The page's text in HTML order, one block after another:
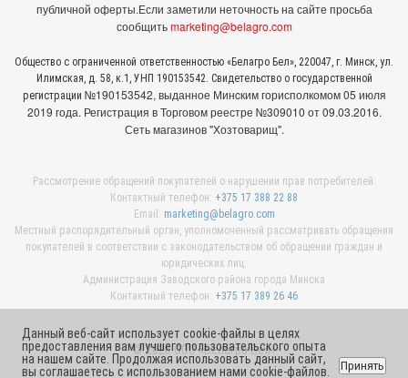
публичной оферты.Если заметили неточность на сайте просьба
сообщитьmarketing@belagro.com
Общество с ограниченной ответственностью «Белагро Бел», 220047, г. Минск, ул.
Илимская, д. 58, к.1, УНП 190153542. Свидетельство о государственной
регистрации №190153542, выданное Минcким горисполкомом 05 июля
2019 года. Регистрация в Торговом реестре №309010 от 09.03.2016.
Сеть магазинов "Хозтоварищ".
Рассмотрение обращений покупателей о нарушении прав потребителей:
Контактный телефон: +375 17 388 22 88
Email: marketing@belagro.com
Местный распорядительный орган, уполномоченный рассматривать обращения
покупателей в соответствии с законодательством об обращении граждан и
юридических лиц:
Администрация Заводского района города Минска
Контактный телефон: +375 17 389 26 46
© 2026 ООО «Белагро Бел»
Данный веб-сайт использует cookie-файлы в целях
предоставления вам лучшего пользовательского опыта
на нашем сайте. Продолжая использовать данный сайт,
вы соглашаетесь с использованием нами cookie-файлов.
Принять